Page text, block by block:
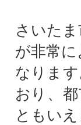
さいた
が非常
なりま
おり、
ともいえ